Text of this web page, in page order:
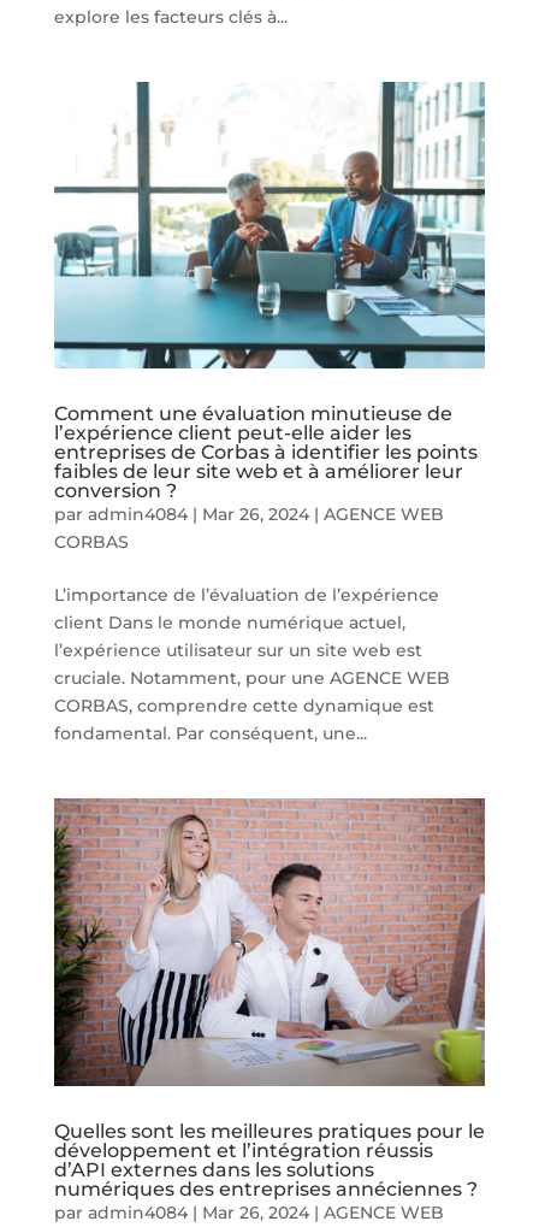
explore les facteurs clés à...
Comment une évaluation minutieuse de
l’expérience client peut-elle aider les
entreprises de Corbas à identifier les points
faibles de leur site web et à améliorer leur
conversion ?
par admin4084| Mar 26, 2024| AGENCE WEB
CORBAS
L’importance de l’évaluation de l’expérience
client Dans le monde numérique actuel,
l’expérience utilisateur sur un site web est
cruciale. Notamment, pour une AGENCE WEB
CORBAS, comprendre cette dynamique est
fondamental. Par conséquent, une...
Quelles sont les meilleures pratiques pour le
développement et l’intégration réussis
d’API externes dans les solutions
numériques des entreprises annéciennes ?
par admin4084| Mar 26, 2024| AGENCE WEB